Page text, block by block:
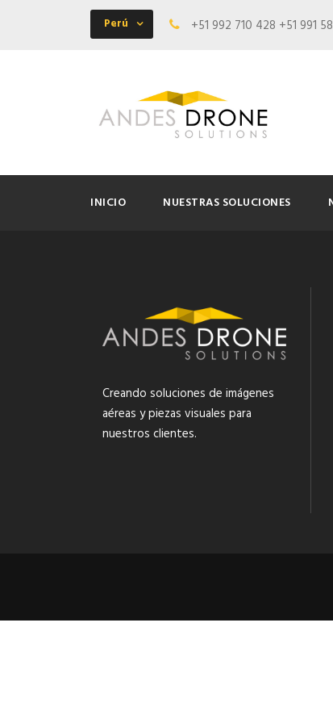
Perú +51 992 710 428 +51 991
INICIO NUESTRAS SOLUCIONES
Creando soluciones de imágenes
aéreas y piezas visuales para
nuestros clientes.